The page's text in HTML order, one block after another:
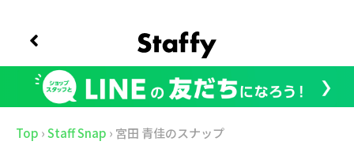
Top ›Staff Snap › 宮田 青佳のスナップ